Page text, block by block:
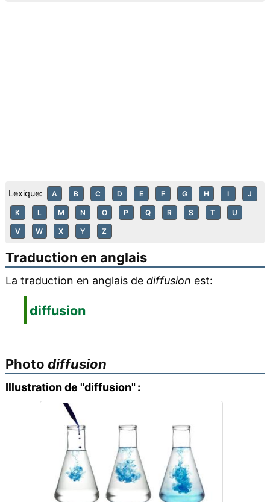
Lexique: A B C D E F G H I J
K L M N O P Q R S T U
V W X Y Z
Traduction en anglais
La traduction en anglais de diffusion est:
diffusion
Photo diffusion
Illustration de "diffusion" :